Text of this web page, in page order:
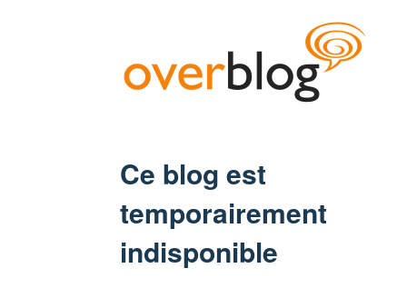
Ce blog est
temporairement
indisponible